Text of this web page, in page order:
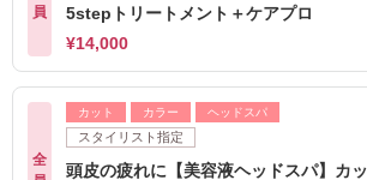
員
5stepトリートメント＋ケアプロ
¥14,000
全
カット カラー ヘッドスパ
スタイリスト指定
頭皮の疲れに【美容液ヘッドスパ】カ